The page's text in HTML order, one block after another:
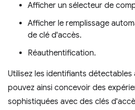
Afficher un sélecteur de
Afficher le remplissage
de clé d'accès.
Réauthentification.
Utilisez les identifiants détectables
pouvez ainsi concevoir des
sophistiquées avec des clés